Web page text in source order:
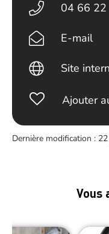
04 66
E-mail
Site
Ajouter
Dernière modification :
Vous